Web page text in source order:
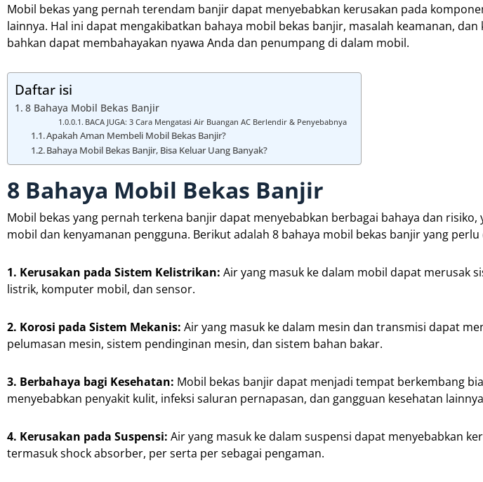
Mobil bekas yang pernah terendam banjir dapat menyebabkan kerusakan pada
lainnya. Hal ini dapat mengakibatkan bahaya mobil bekas banjir, masalah keamanan,
bahkan dapat membahayakan nyawa Anda dan penumpang di dalam mobil.
Daftar isi
8 Bahaya Mobil Bekas Banjir
BACA JUGA: 3 Cara Mengatasi Air Buangan AC Berlendir & Penyebabnya
Apakah Aman Membeli Mobil Bekas Banjir?
Bahaya Mobil Bekas Banjir, Bisa Keluar Uang Banyak?
8 Bahaya Mobil Bekas Banjir
Mobil bekas yang pernah terkena banjir dapat menyebabkan berbagai bahaya dan
mobil dan kenyamanan pengguna. Berikut adalah 8 bahaya mobil bekas banjir yang
1. Kerusakan pada Sistem Kelistrikan: Air yang masuk ke dalam mobil dapat merusak
listrik, komputer mobil, dan sensor.
2. Korosi pada Sistem Mekanis: Air yang masuk ke dalam mesin dan transmisi dapat
pelumasan mesin, sistem pendinginan mesin, dan sistem bahan bakar.
3. Berbahaya bagi Kesehatan: Mobil bekas banjir dapat menjadi tempat berkembang
menyebabkan penyakit kulit, infeksi saluran pernapasan, dan gangguan kesehatan
4. Kerusakan pada Suspensi: Air yang masuk ke dalam suspensi dapat menyebabkan
termasuk shock absorber, per serta per sebagai pengaman.